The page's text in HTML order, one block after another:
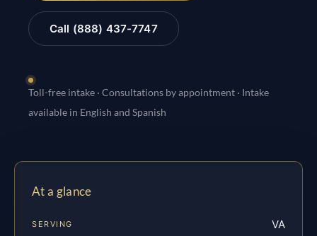
Call (888) 437-7747
Toll-free intake · Consultations by appointment · Intake
available in English and Spanish
At a glance
SERVING VA